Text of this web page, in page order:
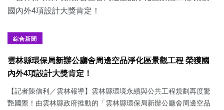
綜合新聞
雲林縣環保局新辦公廳舍周邊空品淨化區景觀工程 榮獲國
內外4項設計大獎肯定！
【記者陳信利／雲林報導】雲林縣環境永續與公共工程規劃再度驚
艷國際！由雲林縣政府推動的「雲林縣環保局新辦公廳舍周邊空品